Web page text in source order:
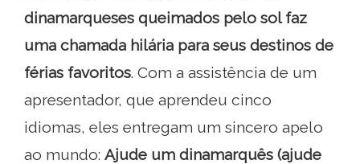
dinamarqueses queimados pelo sol faz
uma chamada hilária para seus destinos de
férias favoritos. Com a assistência de um
apresentador, que aprendeu cinco
idiomas, eles entregam um sincero apelo
ao mundo: Ajude um dinamarquês (ajude